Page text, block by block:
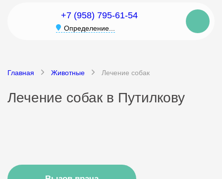
+7 (958) 795-61-54
Определение...
Главная Животные Лечение собак
Лечение собак в Путилкову